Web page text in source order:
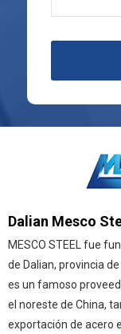
Dalian Mesco
MESCO STEEL fue
de Dalian, provincia
es un famoso
el noreste de China,
exportación de acero